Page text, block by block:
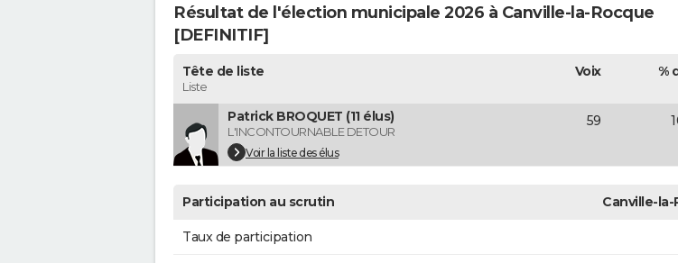
Résultat de l'élection municipale 2026 à Canville-la-Rocque
[DEFINITIF]
Tête de liste
Liste
Voix %
Patrick BROQUET (11 élus)
L'INCONTOURNABLE DETOUR
Voir la liste des élus
59
Participation au scrutin Canville-
Taux de participation